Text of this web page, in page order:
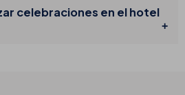
celebraciones en el hotel